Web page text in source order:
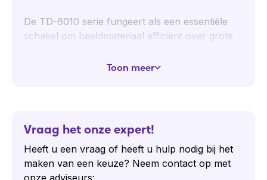
De TD-6010 serie fungeert als een essentiële
schakel om beeldmateriaal efficiënt over grote
niet mogelijk is. Dit maakt het product onmisbaar
Toepassingen van de TD-6010
De TD-6010 Series faciliteert eenvoudige
integratie tussen uiteenlopende
Toon meer
Vraag het onze expert!
Heeft u een vraag of heeft u hulp nodig bij het
maken van een keuze? Neem contact op met